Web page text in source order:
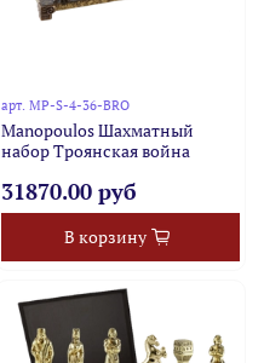
арт. MP-S-4-36-BRO
Manopoulos Шахматный
набор Троянская война
31870.00 руб
В корзину